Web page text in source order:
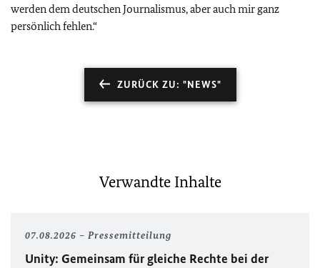
werden dem deutschen Journalismus, aber auch mir ganz
persönlich fehlen.“
ZURÜCK ZU: "NEWS"
Verwandte Inhalte
07.08.2026 Pressemitteilung
Unity: Gemeinsam für gleiche Rechte bei der